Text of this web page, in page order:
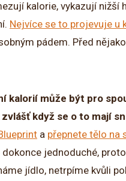
kalorie, vykazují nižší
Nejvíce se to projevuje u
pádem. Před
kalorií může být pro
když se o to mají
a přepnete tělo na
jednoduché,
jídlo, netrpíme kvůli